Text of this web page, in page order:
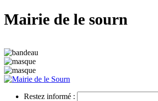
Mairie de le sourn
Restez informé :